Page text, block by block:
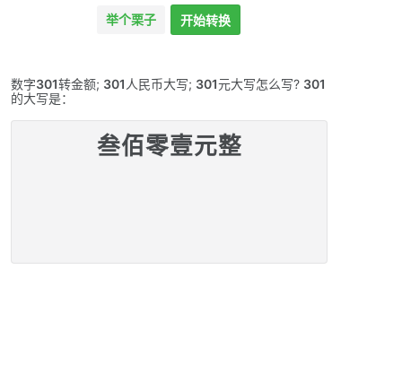
举个栗子 开始转换
数字301转金额; 301 人民币大写; 301元大写怎么写? 301
的大写是：
叁佰零壹元整